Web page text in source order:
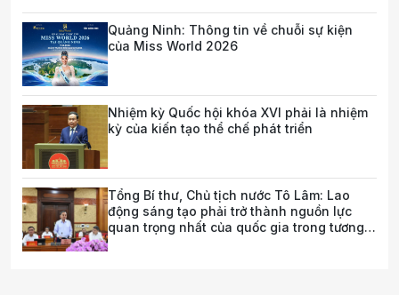
Quảng Ninh: Thông tin về chuỗi sự kiện
của Miss World 2026
Nhiệm kỳ Quốc hội khóa XVI phải là nhiệm
kỳ của kiến tạo thể chế phát triển
Tổng Bí thư, Chủ tịch nước Tô Lâm: Lao
động sáng tạo phải trở thành nguồn lực
quan trọng nhất của quốc gia trong tương